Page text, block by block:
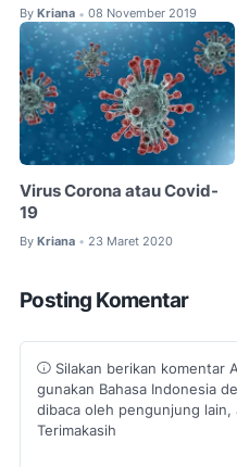
By Kriana • 08 November 2019
Virus Corona atau Covid-
19
By Kriana • 23 Maret 2020
Posting Komentar
Silakan berikan komentar
gunakan Bahasa Indonesia
dibaca oleh pengunjung lain,
Terimakasih